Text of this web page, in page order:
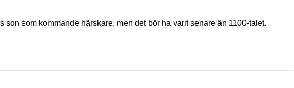
som kommande härskare, men det bör ha varit senare än 1100-talet.